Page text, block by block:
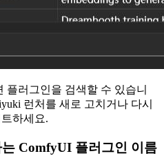
플러그인을 검색할 수 있습니
런처를 새로 고치거나 다시
하세요.
ComfyUI 플러그인 이름